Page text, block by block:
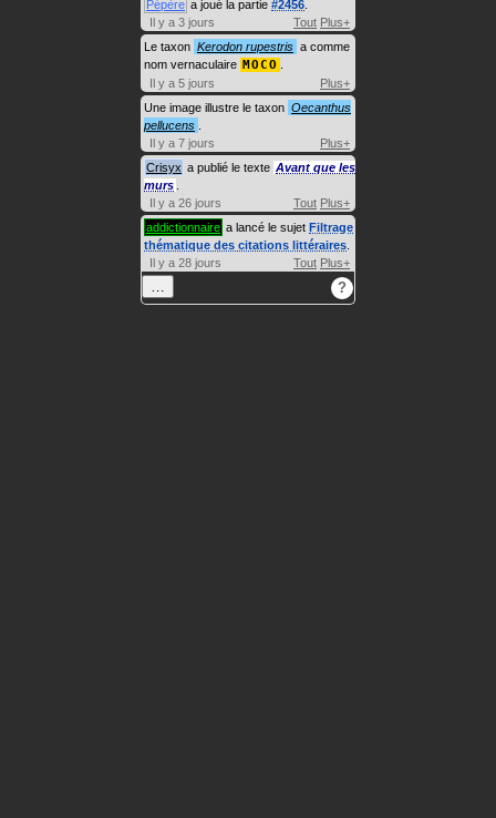
Pépère a joué la partie #2456
Il y a 3 jours
Tout Plus+
Le taxon Kerodon rupestris a comme
nom vernaculaire MOCO
Il y a 5 jours
Plus+
Une image illustre le taxon Oecanthus
pellucens
Il y a 7 jours
Plus+
Crisyx a publié le texte Avant que les
murs
Il y a 26 jours
Tout Plus+
addictionnaire a lancé le sujet Filtrage
thématique des citations littéraires
Il y a 28 jours
Tout Plus+
?